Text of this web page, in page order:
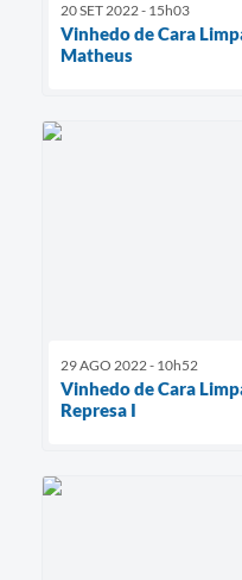
20 SET 2022 - 15h03
Vinhedo de Cara
Matheus
29 AGO 2022 - 10h52
Vinhedo de Cara
Represa I